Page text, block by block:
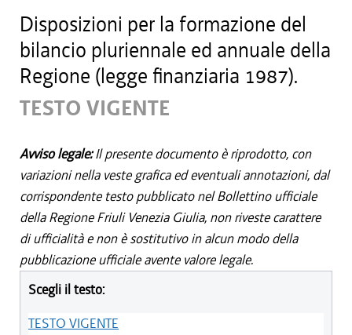
Disposizioni per la formazione del
bilancio pluriennale ed annuale della
Regione (legge finanziaria 1987).
TESTO VIGENTE
Avviso legale:Il presente documento è riprodotto, con
variazioni nella veste grafica ed eventuali annotazioni, dal
corrispondente testo pubblicato nel Bollettino ufficiale
della Regione Friuli Venezia Giulia, non riveste carattere
di ufficialità e non è sostitutivo in alcun modo della
pubblicazione ufficiale avente valore legale.
Scegli il testo:
TESTO VIGENTE